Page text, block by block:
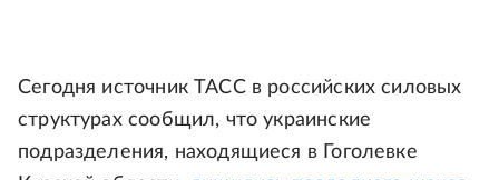
Сегодня источник ТАСС в российских силовых
структурах сообщил, что украинские
подразделения, находящиеся в Гоголевке